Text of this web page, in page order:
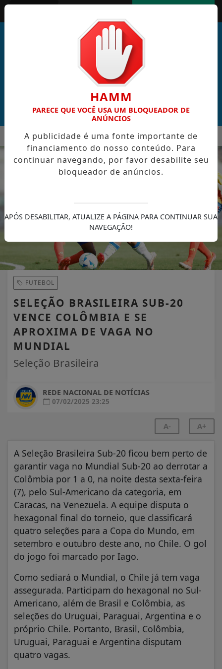
DE CABO VERDE VENCE ELEIÇÃO DO GOL MAIS BONITO DA
EM ALTA
MENU
FUTEBOL
SELEÇÃO BRASILEIRA SUB-20
VENCE COLÔMBIA E SE
APROXIMA DE VAGA NO
MUNDIAL
Seleção Brasileira
REDE NACIONAL DE NOTÍCIAS
07/02/2025 23:25
A- A+
A Seleção Brasileira Sub-20 ficou bem perto de
garantir vaga no Mundial Sub-20 ao derrotar a
Colômbia por 1 a 0, na noite desta sexta-feira
(7), pelo Sul-Americano da categoria, em
Caracas, na Venezuela. A equipe disputa o
hexagonal final do torneio, que classificará
quatro seleções para a Copa do Mundo, em
setembro e outubro deste ano, no Chile. O gol
do jogo foi marcado por Iago.
Como sediará o Mundial, o Chile já tem vaga
assegurada. Participam do hexagonal no Sul-
Americano, além de Brasil e Colômbia, as
seleções do Uruguai, Paraguai, Argentina e o
próprio Chile. Portanto, Brasil, Colômbia,
Uruguai, Paraguai e Argentina disputam
quatro vagas.
HAMM
PARECE QUE VOCÊ USA UM BLOQUEADOR DE
ANÚNCIOS
A publicidade é uma fonte importante de
financiamento do nosso conteúdo. Para
continuar navegando, por favor desabilite seu
bloqueador de anúncios.
APÓS DESABILITAR, ATUALIZE A PÁGINA PARA CONTINUAR SUA
NAVEGAÇÃO!